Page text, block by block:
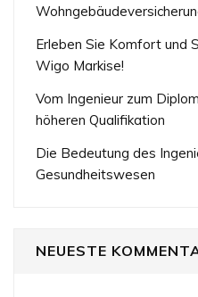
Erleben Sie Komfort und
Wigo Markise!
Vom Ingenieur zum
höheren Qualifikation
Die Bedeutung des
Gesundheitswesen
NEUESTE